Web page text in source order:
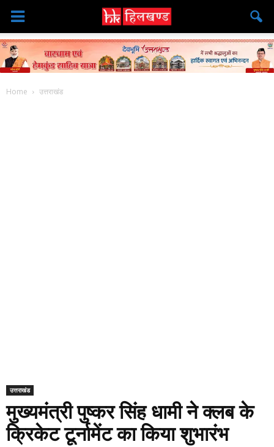
Home उत्तराखंड
उत्तराखंड
मुख्यमंत्री पुष्कर सिंह धामी ने क्लब के
क्रिकेट टूर्नामेंट का किया शुभारंभ